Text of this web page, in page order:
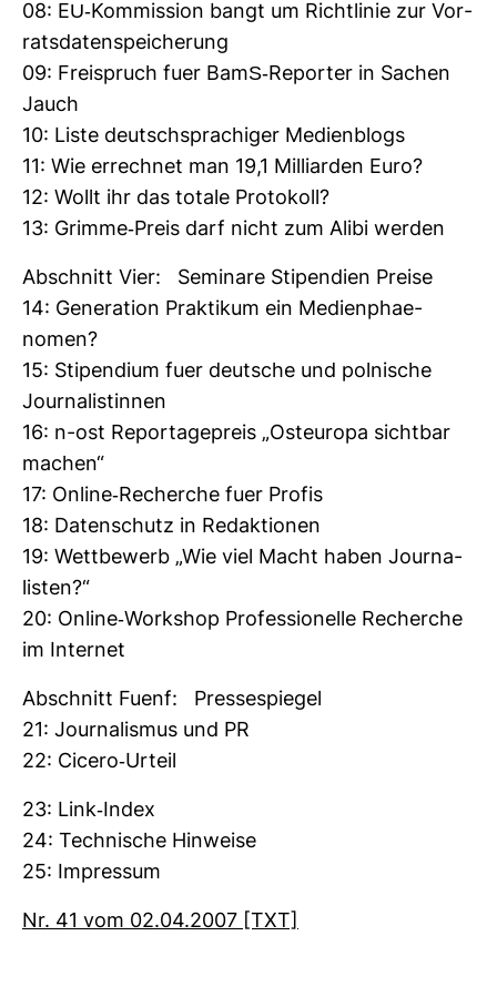
08: EU-​Kom­mis­sion bangt um Richt­linie zur Vor­
rats­da­ten­spei­che­rung
09: Frei­spruch fuer BamS-​Reporter in Sachen
Jauch
10: Liste deutsch­spra­chiger Medi­en­blogs
11: Wie errechnet man 19,1 Mil­li­arden Euro?
12: Wollt ihr das totale Pro­to­koll?
13: Grimme-​Preis darf nicht zum Alibi werden
Abschnitt Vier: Semi­nare Sti­pen­dien Preise
14: Gene­ra­tion Prak­tikum ein Medi­en­phae­
nomen?
15: Sti­pen­dium fuer deut­sche und pol­ni­sche
Jour­na­lis­tinnen
16: n-ost Repor­ta­ge­preis „Ost­eu­ropa sichtbar
machen“
17: Online-​Recherche fuer Profis
18: Daten­schutz in Redak­tionen
19: Wett­be­werb „Wie viel Macht haben Jour­na­
listen?“
20: Online-​Work­shop Pro­fes­sio­nelle Recherche
im Internet
Abschnitt Fuenf: Pres­se­spiegel
21: Jour­na­lismus und PR
22: Cicero-​Urteil
23: Link-​Index
24: Tech­ni­sche Hin­weise
25: Impressum
Nr. 41 vom 02.04.2007 [TXT]